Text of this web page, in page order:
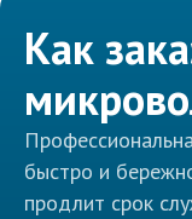
Как
быстро и
продлит срок